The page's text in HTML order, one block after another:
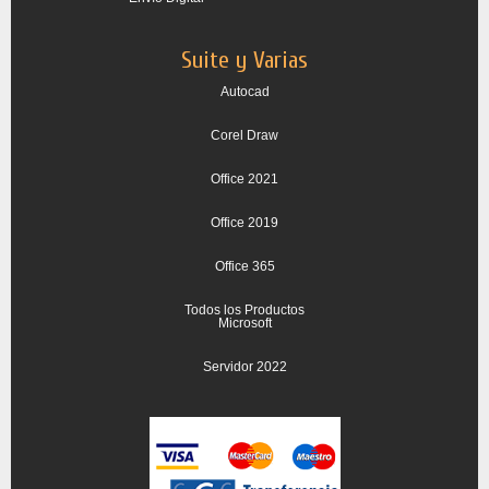
Suite y Varias
Autocad
Corel Draw
Office 2021
Office 2019
Office 365
Todos los Productos
Microsoft
Servidor 2022